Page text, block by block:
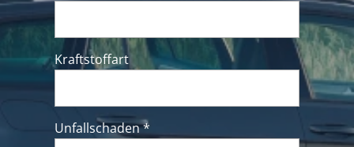
Kraftstoffart
Unfallschaden *